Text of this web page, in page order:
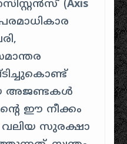
(Axis
അജണ്ടകൾ
ഈ നീക്കം
സുരക്ഷാ